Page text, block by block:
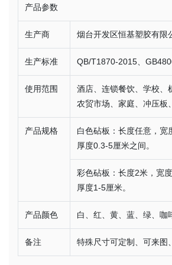
产品参数
生产商 烟台开发区恒基塑胶有限
生产标准 QB/T1870-2015、
使用范围
酒店、连锁餐饮、学校、
农贸市场、家庭、冲压板
产品规格
白色砧板：长度任意，宽
厚度0.3-5厘米之间。
彩色砧板：长度2米，宽
厚度1-5厘米。
产品颜色 白、红、黄、蓝、绿、咖
备注 特殊尺寸可定制、可来图